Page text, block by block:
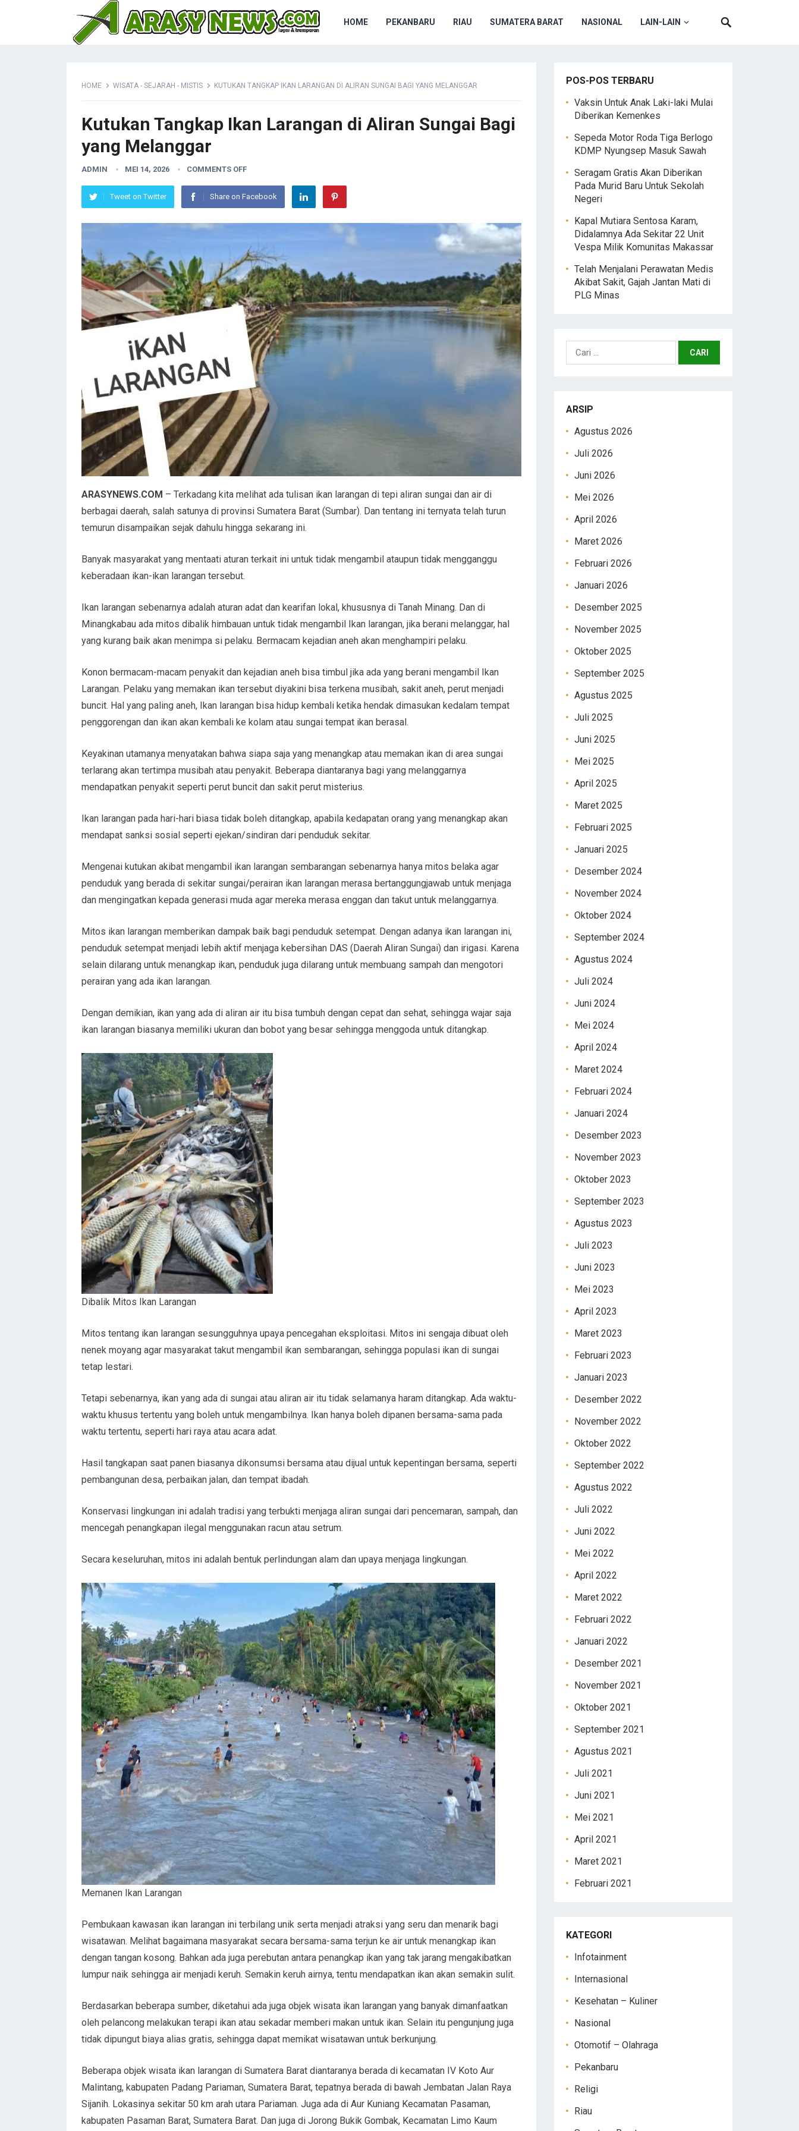
HOME PEKANBARU RIAU SUMATERA BARAT NASIONAL LAIN-LAIN
HOME WISATA - SEJARAH - MISTIS KUTUKAN TANGKAP IKAN LARANGAN DI ALIRAN SUNGAI BAGI YANG MELANGGAR
Kutukan Tangkap Ikan Larangan di Aliran Sungai Bagi
yang Melanggar
ADMIN MEI 14, 2026 COMMENTS OFF
Tweet on Twitter Share on Facebook
ARASYNEWS.COM – Terkadang kita melihat ada tulisan ikan larangan di tepi aliran sungai dan air di
berbagai daerah, salah satunya di provinsi Sumatera Barat (Sumbar). Dan tentang ini ternyata telah turun
temurun disampaikan sejak dahulu hingga sekarang ini.
Banyak masyarakat yang mentaati aturan terkait ini untuk tidak mengambil ataupun tidak mengganggu
keberadaan ikan-ikan larangan tersebut.
Ikan larangan sebenarnya adalah aturan adat dan kearifan lokal, khususnya di Tanah Minang. Dan di
Minangkabau ada mitos dibalik himbauan untuk tidak mengambil Ikan larangan, jika berani melanggar, hal
yang kurang baik akan menimpa si pelaku. Bermacam kejadian aneh akan menghampiri pelaku.
Konon bermacam-macam penyakit dan kejadian aneh bisa timbul jika ada yang berani mengambil Ikan
Larangan. Pelaku yang memakan ikan tersebut diyakini bisa terkena musibah, sakit aneh, perut menjadi
buncit. Hal yang paling aneh, Ikan larangan bisa hidup kembali ketika hendak dimasukan kedalam tempat
penggorengan dan ikan akan kembali ke kolam atau sungai tempat ikan berasal.
Keyakinan utamanya menyatakan bahwa siapa saja yang menangkap atau memakan ikan di area sungai
terlarang akan tertimpa musibah atau penyakit. Beberapa diantaranya bagi yang melanggarnya
mendapatkan penyakit seperti perut buncit dan sakit perut misterius.
Ikan larangan pada hari-hari biasa tidak boleh ditangkap, apabila kedapatan orang yang menangkap akan
mendapat sanksi sosial seperti ejekan/sindiran dari penduduk sekitar.
Mengenai kutukan akibat mengambil ikan larangan sembarangan sebenarnya hanya mitos belaka agar
penduduk yang berada di sekitar sungai/perairan ikan larangan merasa bertanggungjawab untuk menjaga
dan mengingatkan kepada generasi muda agar mereka merasa enggan dan takut untuk melanggarnya.
Mitos ikan larangan memberikan dampak baik bagi penduduk setempat. Dengan adanya ikan larangan ini,
penduduk setempat menjadi lebih aktif menjaga kebersihan DAS (Daerah Aliran Sungai) dan irigasi. Karena
selain dilarang untuk menangkap ikan, penduduk juga dilarang untuk membuang sampah dan mengotori
perairan yang ada ikan larangan.
Dengan demikian, ikan yang ada di aliran air itu bisa tumbuh dengan cepat dan sehat, sehingga wajar saja
ikan larangan biasanya memiliki ukuran dan bobot yang besar sehingga menggoda untuk ditangkap.
Dibalik Mitos Ikan Larangan
Mitos tentang ikan larangan sesungguhnya upaya pencegahan eksploitasi. Mitos ini sengaja dibuat oleh
nenek moyang agar masyarakat takut mengambil ikan sembarangan, sehingga populasi ikan di sungai
tetap lestari.
Tetapi sebenarnya, ikan yang ada di sungai atau aliran air itu tidak selamanya haram ditangkap. Ada waktu-
waktu khusus tertentu yang boleh untuk mengambilnya. Ikan hanya boleh dipanen bersama-sama pada
waktu tertentu, seperti hari raya atau acara adat.
Hasil tangkapan saat panen biasanya dikonsumsi bersama atau dijual untuk kepentingan bersama, seperti
pembangunan desa, perbaikan jalan, dan tempat ibadah.
Konservasi lingkungan ini adalah tradisi yang terbukti menjaga aliran sungai dari pencemaran, sampah, dan
mencegah penangkapan ilegal menggunakan racun atau setrum.
Secara keseluruhan, mitos ini adalah bentuk perlindungan alam dan upaya menjaga lingkungan.
Memanen Ikan Larangan
Pembukaan kawasan ikan larangan ini terbilang unik serta menjadi atraksi yang seru dan menarik bagi
wisatawan. Melihat bagaimana masyarakat secara bersama-sama terjun ke air untuk menangkap ikan
dengan tangan kosong. Bahkan ada juga perebutan antara penangkap ikan yang tak jarang mengakibatkan
lumpur naik sehingga air menjadi keruh. Semakin keruh airnya, tentu mendapatkan ikan akan semakin sulit.
Berdasarkan beberapa sumber, diketahui ada juga objek wisata ikan larangan yang banyak dimanfaatkan
oleh pelancong melakukan terapi ikan atau sekadar memberi makan untuk ikan. Selain itu pengunjung juga
tidak dipungut biaya alias gratis, sehingga dapat memikat wisatawan untuk berkunjung.
Beberapa objek wisata ikan larangan di Sumatera Barat diantaranya berada di kecamatan IV Koto Aur
Malintang, kabupaten Padang Pariaman, Sumatera Barat, tepatnya berada di bawah Jembatan Jalan Raya
Sijanih. Lokasinya sekitar 50 km arah utara Pariaman. Juga ada di Aur Kuniang Kecamatan Pasaman,
kabupaten Pasaman Barat, Sumatera Barat. Dan juga di Jorong Bukik Gombak, Kecamatan Limo Kaum
POS-POS TERBARU
Vaksin Untuk Anak Laki-laki Mulai
Diberikan Kemenkes
Sepeda Motor Roda Tiga Berlogo
KDMP Nyungsep Masuk Sawah
Seragam Gratis Akan Diberikan
Pada Murid Baru Untuk Sekolah
Negeri
Kapal Mutiara Sentosa Karam,
Didalamnya Ada Sekitar 22 Unit
Vespa Milik Komunitas Makassar
Telah Menjalani Perawatan Medis
Akibat Sakit, Gajah Jantan Mati di
PLG Minas
Cari
untuk:
ARSIP
Agustus 2026
Juli 2026
Juni 2026
Mei 2026
April 2026
Maret 2026
Februari 2026
Januari 2026
Desember 2025
November 2025
Oktober 2025
September 2025
Agustus 2025
Juli 2025
Juni 2025
Mei 2025
April 2025
Maret 2025
Februari 2025
Januari 2025
Desember 2024
November 2024
Oktober 2024
September 2024
Agustus 2024
Juli 2024
Juni 2024
Mei 2024
April 2024
Maret 2024
Februari 2024
Januari 2024
Desember 2023
November 2023
Oktober 2023
September 2023
Agustus 2023
Juli 2023
Juni 2023
Mei 2023
April 2023
Maret 2023
Februari 2023
Januari 2023
Desember 2022
November 2022
Oktober 2022
September 2022
Agustus 2022
Juli 2022
Juni 2022
Mei 2022
April 2022
Maret 2022
Februari 2022
Januari 2022
Desember 2021
November 2021
Oktober 2021
September 2021
Agustus 2021
Juli 2021
Juni 2021
Mei 2021
April 2021
Maret 2021
Februari 2021
KATEGORI
Infotainment
Internasional
Kesehatan – Kuliner
Nasional
Otomotif – Olahraga
Pekanbaru
Religi
Riau